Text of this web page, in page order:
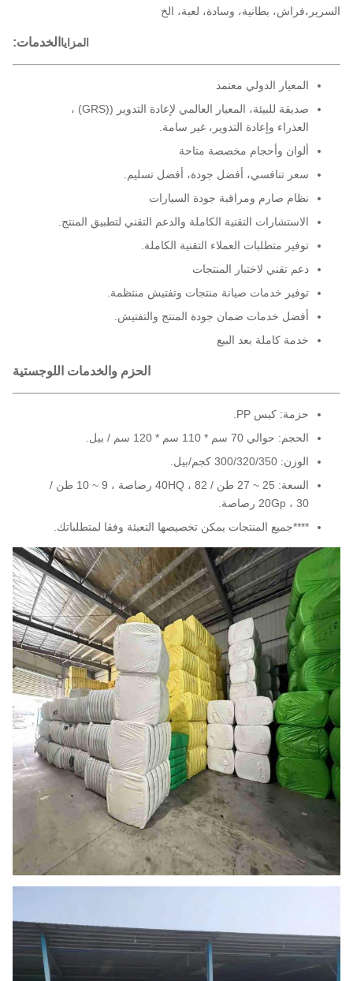
السرير،فراش، بطانية، وسادة، لعبة، الخ
المزايا الخدمات:
المعيار الدولي معتمد
صديقة للبيئة، المعيار العالمي لإعادة التدوير ((GRS) ،
العذراء وإعادة التدوير، غير سامة.
ألوان وأحجام مخصصة متاحة
سعر تنافسي، أفضل جودة، أفضل تسليم.
نظام صارم ومراقبة جودة السيارات
الاستشارات التقنية الكاملة والدعم التقني لتطبيق المنتج.
توفير متطلبات العملاء التقنية الكاملة.
دعم تقني لاختبار المنتجات
توفير خدمات صيانة منتجات وتفتيش منتظمة.
أفضل خدمات ضمان جودة المنتج والتفتيش.
خدمة كاملة بعد البيع
الحزم والخدمات اللوجستية
حزمة: كيس PP.
الحجم: حوالي 70 سم * 110 سم * 120 سم / بيل.
الوزن: 300/320/350 كجم/بيل.
السعة: 25 ~ 27 طن / 40HQ ، 82 رصاصة ، 9 ~ 10 طن /
20Gp ، 30 رصاصة.
****جميع المنتجات يمكن تخصيصها التعبئة وفقا لمتطلباتك.